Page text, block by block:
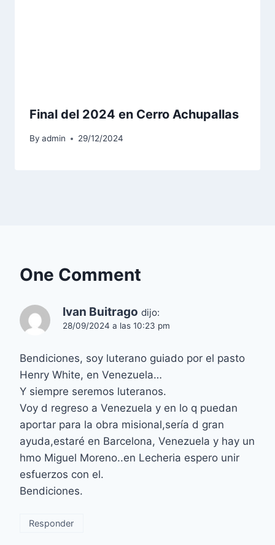
Final del 2024 en Cerro Achupallas
By admin 29/12/2024
One Comment
Ivan Buitrago dijo:
28/09/2024 a las 10:23 pm
Bendiciones, soy luterano guiado por el pasto
Henry White, en Venezuela…
Y siempre seremos luteranos.
Voy d regreso a Venezuela y en lo q puedan
aportar para la obra misional,sería d gran
ayuda,estaré en Barcelona, Venezuela y hay un
hmo Miguel Moreno..en Lecheria espero unir
esfuerzos con el.
Bendiciones.
Responder